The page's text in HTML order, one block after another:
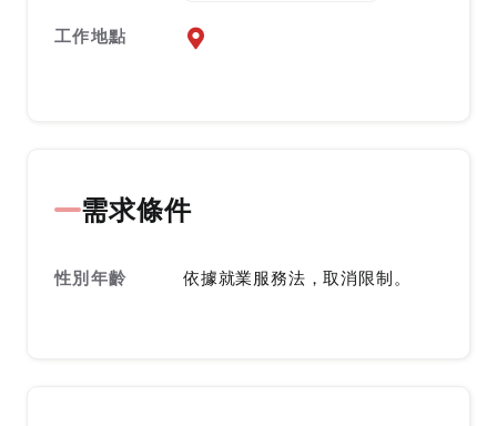
工作地點 前往查看地圖
需求條件
性別年齡 依據就業服務法，取消限制。